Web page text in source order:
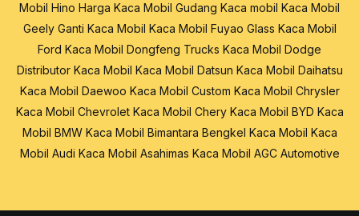
Mobil Hino Harga Kaca Mobil Gudang Kaca mobil Kaca Mobil
Geely Ganti Kaca Mobil Kaca Mobil Fuyao Glass Kaca Mobil
Ford Kaca Mobil Dongfeng Trucks Kaca Mobil Dodge
Distributor Kaca Mobil Kaca Mobil Datsun Kaca Mobil Daihatsu
Kaca Mobil Daewoo Kaca Mobil Custom Kaca Mobil Chrysler
Kaca Mobil Chevrolet Kaca Mobil Chery Kaca Mobil BYD Kaca
Mobil BMW Kaca Mobil Bimantara Bengkel Kaca Mobil Kaca
Mobil Audi Kaca Mobil Asahimas Kaca Mobil AGC Automotive